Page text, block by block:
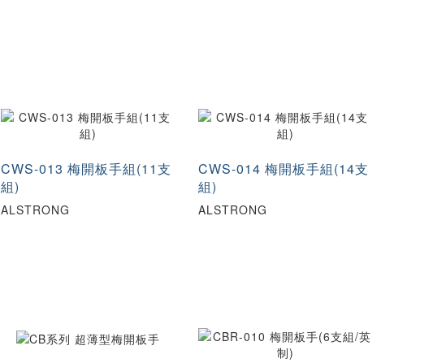
32×36
33×38
38X42
CWS-013 梅開板手組(11支
組)
ALSTRONG
CWS-014 梅開板手組(14支
組)
ALSTRONG